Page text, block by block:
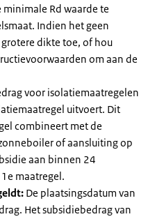
Rd waarde te
Indien het geen
dikte toe, of hou
om aan de
voor isolatiemaatregelen
uitvoert. Dit
combineert met de
of aansluiting op
aan binnen 24
maatregel.
De plaatsingsdatum van
Het subsidiebedrag van